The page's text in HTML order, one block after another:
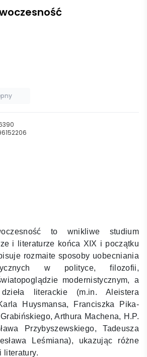
to wnikliwe studium
i literaturze końca XIX i początku
rozmaite sposoby uobecniania
w polityce, filozofii,
modernistycznym, a
literackie (m.in. Aleistera
Huysmansa, Franciszka Pika-
Arthura Machena, H.P.
Przybyszewskiego, Tadeusza
Leśmiana), ukazując różne
literatury.